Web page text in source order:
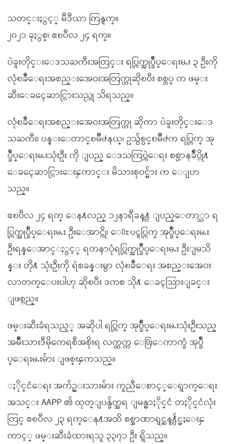
သတင္းႏွင့္ မီဒီယာ ကြန္ရက္။
၂၀၂၁ ခုႏွစ္၊ ဧၿပီလ ၂၄ ရက္။
ပဲခူးတိုင္းေဒသႀကီးအတြင္း ရပ္ကြက္အုပ္ခ်ဳပ္ေရးမႉး ၃ ဦးကို
လုံၿခဳံေရးအစည္းအေဝးအတြက္ဟုဆိုၿပီး စစ္တပ္ က ဖမ္း
ဆီးေခၚေဆာင္သြားသည္ဟု သိရသည္။
လုံၿခဳံေရးအစည္းအေဝးအတြက္ဟု ဆိုကာ ပဲခူးတိုင္းေဒ
သႀကီး၊ ပန္းေတာင္ၿမိဳ႕နယ္၊ ဥသွ်စ္ပင္ၿမိဳ႕က ရပ္ကြက္ အု
ပ္ခ်ဳပ္ေရးမႉးသုံးဦး ကို ျပည္ ေဒသကြပ္ကဲေရး စစ္ဌာနခ်ဳပ္သို႔
ေခၚေဆာင္သြားေၾကာင္း မိသားစုဝင္မ်ား က ေျပာ
သည္။
ဧၿပီလ ၂၄ ရက္ ေန႔လည္ ၁၂နာရီခန႔္က ျပည္ေတာ္သာ ရ
ပ္ကြက္အုပ္ခ်ဳပ္ေရးမႉး ဦးေအာင္ကို၊ ေ႐ႊပင္ရပ္ကြက္ အုပ္ခ်ဳပ္ေရးမႉး
ဦးရန္ေအာင္ႏွင့္ ရတနာပုံရပ္ကြက္အုပ္ခ်ဳပ္ေရးမႉး ဦးျမသိ
န္း တို႔ သုံးဦးကို ရဲစခန္းမွာ လုံၿခဳံေရး အစည္းအေဝး
လာတက္ေပးပါဟု ဆိုၿပီး ဒကစ သို႔ ေခၚသြားျခင္း
ျဖစ္သည္။
ဖမ္းဆီးခံရသည့္ အဆိုပါ ရပ္ကြက္ အုပ္ခ်ဳပ္ေရးမႉးသုံးဦးသည္
အမ်ိဳးသားဒီမိုကေရစီအစိုးရ လက္ထက္က ေ႐ြးေကာက္ခံ အုပ္ခ်ဳ
ပ္ေရးမႉးမ်ား ျဖစ္ၾကသည္။
ႏိုင္ငံေရး အက်ဥ္းသားမ်ား ကူညီေစာင့္ေရွာက္ေရး
အသင္း AAPP ၏ ထုတ္ျပန္ခ်က္အရ ျမန္မာႏိုင္ငံ တႏိုင္ငံလုံး
တြင္ ဧၿပီလ ၂၃ ရက္ေန႔အထိ စစ္အာဏာရွင္ဆန႔္က်င္မႈေၾ
ကာင့္ ဖမ္းဆီးခံထားရသူ ၃၃၇၁ ဦး ရွိသည္။